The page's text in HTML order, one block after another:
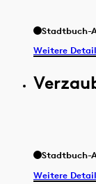
Stadtbuch-
Weitere
Stadtbuch-
Weitere